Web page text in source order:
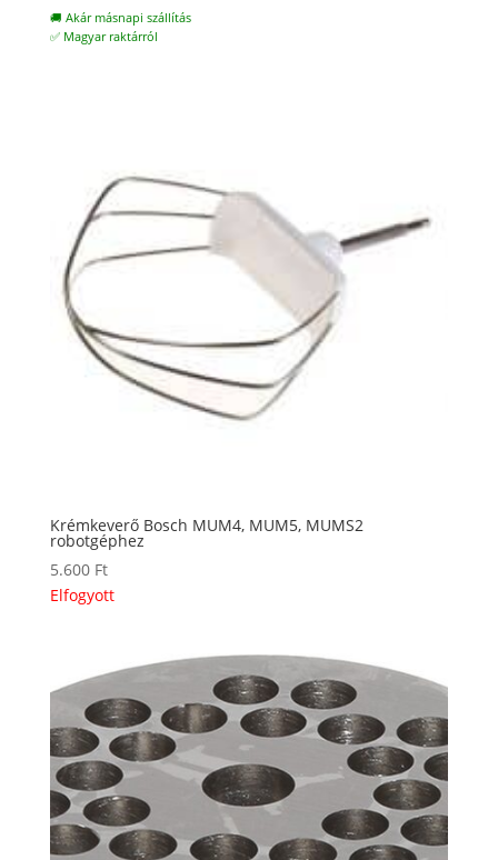
🚚 Akár másnapi szállítás
✅ Magyar raktárról
Krémkeverő Bosch MUM4, MUM5, MUMS2
robotgéphez
5.600 Ft
Elfogyott